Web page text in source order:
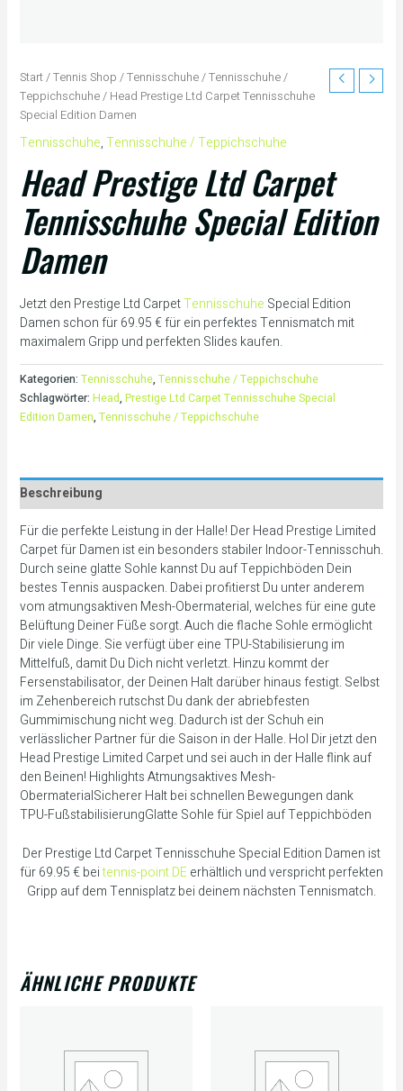
Start/Tennis Shop /Tennisschuhe/Tennisschuhe /
Teppichschuhe/ Head Prestige Ltd Carpet Tennisschuhe
Special Edition Damen
Tennisschuhe,Tennisschuhe / Teppichschuhe
Head Prestige Ltd Carpet
Tennisschuhe Special Edition
Damen
Jetzt den Prestige Ltd CarpetTennisschuhe Special Edition
Damen schon für 69.95 € für ein perfektes Tennismatch mit
maximalem Gripp und perfekten Slides kaufen.
Kategorien: Tennisschuhe, Tennisschuhe / Teppichschuhe
Schlagwörter: Head, Prestige Ltd Carpet Tennisschuhe Special
Edition Damen, Tennisschuhe / Teppichschuhe
Beschreibung
Für die perfekte Leistung in der Halle! Der Head Prestige Limited
Carpet für Damen ist ein besonders stabiler Indoor-Tennisschuh.
Durch seine glatte Sohle kannst Du auf Teppichböden Dein
bestes Tennis auspacken. Dabei profitierst Du unter anderem
vom atmungsaktiven Mesh-Obermaterial, welches für eine gute
Belüftung Deiner Füße sorgt. Auch die flache Sohle ermöglicht
Dir viele Dinge. Sie verfügt über eine TPU-Stabilisierung im
Mittelfuß, damit Du Dich nicht verletzt. Hinzu kommt der
Fersenstabilisator, der Deinen Halt darüber hinaus festigt. Selbst
im Zehenbereich rutschst Du dank der abriebfesten
Gummimischung nicht weg. Dadurch ist der Schuh ein
verlässlicher Partner für die Saison in der Halle. Hol Dir jetzt den
Head Prestige Limited Carpet und sei auch in der Halle flink auf
den Beinen! Highlights Atmungsaktives Mesh-
ObermaterialSicherer Halt bei schnellen Bewegungen dank
TPU-FußstabilisierungGlatte Sohle für Spiel auf Teppichböden
Der Prestige Ltd Carpet Tennisschuhe Special Edition Damen ist
für 69.95 € beitennis-point DEerhältlich und verspricht perfekten
Gripp auf dem Tennisplatz bei deinem nächsten Tennismatch.
ÄHNLICHE PRODUKTE